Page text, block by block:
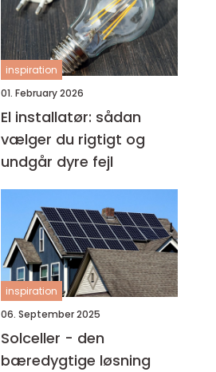
inspiration
01. February 2026
El installatør: sådan
vælger du rigtigt og
undgår dyre fejl
inspiration
06. September 2025
Solceller - den
bæredygtige løsning